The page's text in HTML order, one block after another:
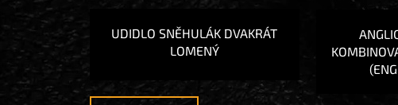
UDIDLO SNĚHULÁK DVAKRÁT
LOMENÝ